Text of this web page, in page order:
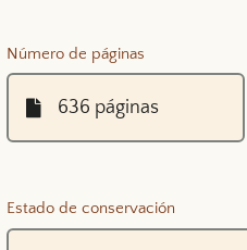
Número de páginas
Estado de conservación